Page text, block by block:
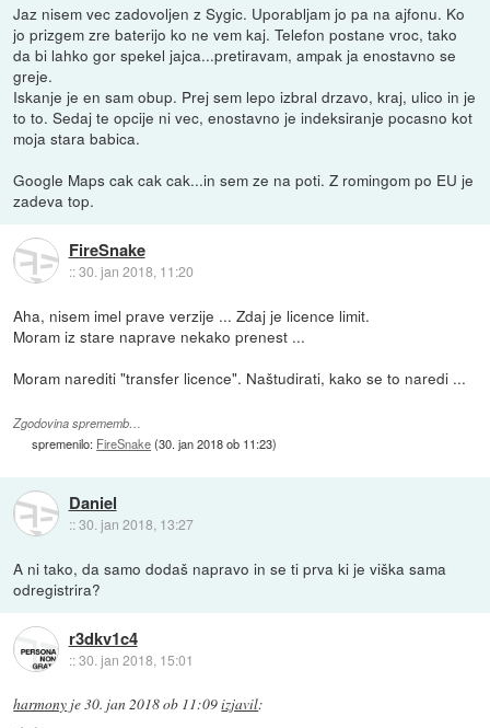
Jaz nisem vec zadovoljen z Sygic. Uporabljam jo pa na ajfonu. Ko
jo prizgem zre baterijo ko ne vem kaj. Telefon postane vroc, tako
da bi lahko gor spekel jajca...pretiravam, ampak ja enostavno se
greje.
Iskanje je en sam obup. Prej sem lepo izbral drzavo, kraj, ulico in je
to to. Sedaj te opcije ni vec, enostavno je indeksiranje pocasno kot
moja stara babica.
Google Maps cak cak cak...in sem ze na poti. Z romingom po EU je
zadeva top.
FireSnake
::30. jan 2018, 11:20
Aha, nisem imel prave verzije ... Zdaj je licence limit.
Moram iz stare naprave nekako prenest ...
Moram narediti "transfer licence". Naštudirati, kako se to naredi ...
Zgodovina sprememb…
spremenilo: FireSnake(30. jan 2018 ob 11:23)
Daniel
::30. jan 2018, 13:27
A ni tako, da samo dodaš napravo in se ti prva ki je viška sama
odregistrira?
r3dkv1c4
::30. jan 2018, 15:01
harmony je30. jan 2018 ob 11:09izjavil: